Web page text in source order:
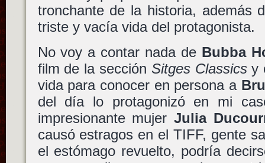
tronchante de la historia, además
triste y vacía vida del protagonista.
No voy a contar nada de Bubba
film de la sección Sitges Classicsy
vida para conocer en persona a
del día lo protagonizó en mi
impresionante mujer Julia
causó estragos en el TIFF, gente
el estómago revuelto, podría